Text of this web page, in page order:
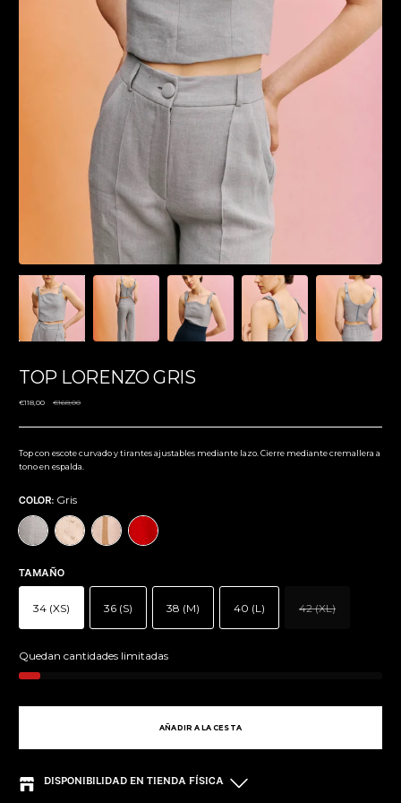
TOP LORENZO GRIS
€118,00
Precio
€168,00
Top con escote curvado y tirantes ajustables mediante lazo. Cierre mediante cremallera a
tono en espalda.
COLOR: Gris
TAMAÑO
34 (XS) 36 (S) 38 (M) 40 (L) 42 (XL)
Stock
Quedan cantidades limitadas
AÑADIR A LA CESTA
DISPONIBILIDAD EN TIENDA FÍSICA